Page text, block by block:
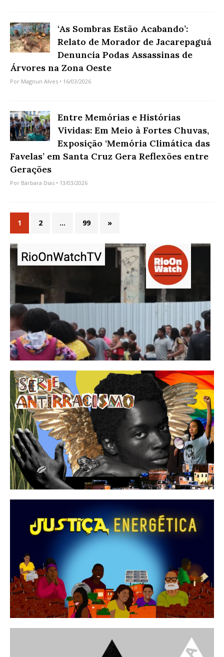
‘As Sombras Estão Acabando’:
Relato de Morador de Jacarepaguá
Denuncia Podas Assassinas de
Árvores na Zona Oeste
Por Magnun Alves • 16/03/2026
Entre Memórias e Histórias
Vividas: Em Meio à Fortes Chuvas,
Exposição ‘Memória Climática das
Favelas’ em Santa Cruz Gera Reflexões entre
Gerações
Por Bárbara Dias • 13/03/2026
1 2 … 99 »